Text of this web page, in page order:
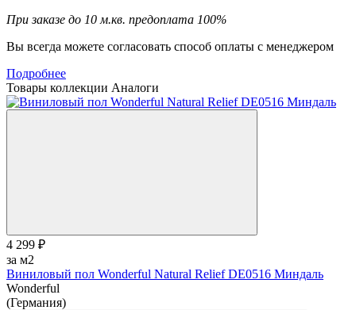
При заказе до 10 м.кв. предоплата 100%
Вы всегда можете согласовать способ оплаты с менеджером
Подробнее
Товары коллекции Аналоги
4 299 ₽
за м2
Виниловый пол Wonderful Natural Relief DE0516 Миндаль
Wonderful
(Германия)